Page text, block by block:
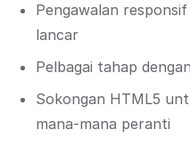
Pengawalan
lancar
Pelbagai tahap
Sokongan HTML5
mana-mana peranti